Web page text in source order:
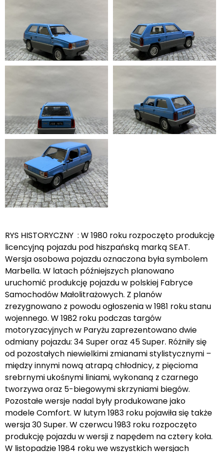
RYS HISTORYCZNY : W 1980 roku rozpoczęto produkcję
licencyjną pojazdu pod hiszpańską marką SEAT.
Wersja osobowa pojazdu oznaczona była symbolem
Marbella. W latach późniejszych planowano
uruchomić produkcję pojazdu w polskiej Fabryce
Samochodów Małolitrażowych. Z planów
zrezygnowano z powodu ogłoszenia w 1981 roku stanu
wojennego. W 1982 roku podczas targów
motoryzacyjnych w Paryżu zaprezentowano dwie
odmiany pojazdu: 34 Super oraz 45 Super. Różniły się
od pozostałych niewielkimi zmianami stylistycznymi –
między innymi nową atrapą chłodnicy, z pięcioma
srebrnymi ukośnymi liniami, wykonaną z czarnego
tworzywa oraz 5-biegowymi skrzyniami biegów.
Pozostałe wersje nadal były produkowane jako
modele Comfort. W lutym 1983 roku pojawiła się także
wersja 30 Super. W czerwcu 1983 roku rozpoczęto
produkcję pojazdu w wersji z napędem na cztery koła.
W listopadzie 1984 roku we wszystkich wersjach